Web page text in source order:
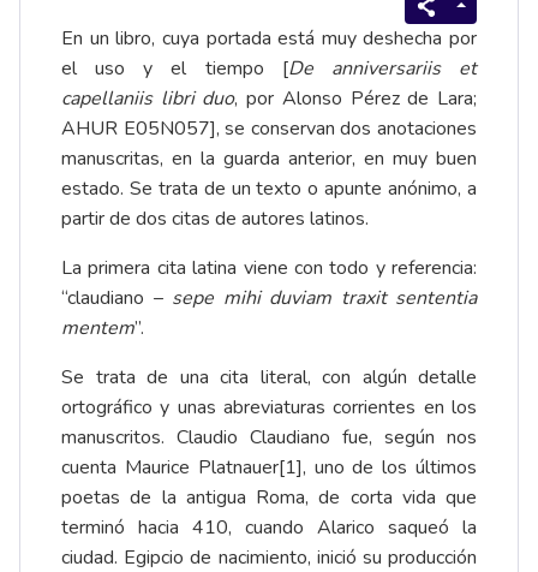
En un libro, cuya portada está muy deshecha por
el uso y el tiempo [De anniversariis et
capellaniis libri duo, por Alonso Pérez de Lara;
AHUR E05N057], se conservan dos anotaciones
manuscritas, en la guarda anterior, en muy buen
estado. Se trata de un texto o apunte anónimo, a
partir de dos citas de autores latinos.
La primera cita latina viene con todo y referencia:
“claudiano – sepe mihi duviam traxit sententia
mentem”.
Se trata de una cita literal, con algún detalle
ortográfico y unas abreviaturas corrientes en los
manuscritos. Claudio Claudiano fue, según nos
cuenta Maurice Platnauer[1], uno de los últimos
poetas de la antigua Roma, de corta vida que
terminó hacia 410, cuando Alarico saqueó la
ciudad. Egipcio de nacimiento, inició su producción